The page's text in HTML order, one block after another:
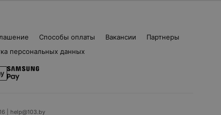
Способы оплаты Вакансии
Партнеры
персональных данных
| help@103.by